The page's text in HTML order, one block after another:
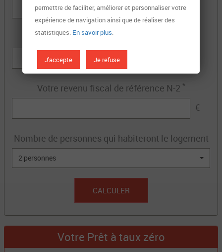
Coût des travaux
Votre revenu fiscal de référence N-2 *
€
Nombre de personnes qui habiteront le logement
2 personnes
CALCULER
Votre Prêt à taux zéro
permettre de faciliter, améliorer et personnaliser votre
expérience de navigation ainsi que de réaliser des
statistiques. En savoir plus.
J'accepte Je refuse